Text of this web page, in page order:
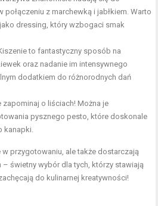
z marchewką i jabłkiem. Warto
dressing, który wzbogaci smak
to fantastyczny sposób na
oraz nadanie im intensywnego
dodatkiem do różnorodnych dań
zapominaj o liściach! Można je
pysznego pesto, które doskonale
kanapki.
przygotowaniu, ale także dostarczają
świetny wybór dla tych, którzy stawiają
do kulinarnej kreatywności!